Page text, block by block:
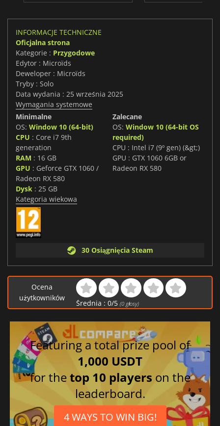
INFORMACJE TECHNICZNE
Oficjalna strona
Kategorie : Przygodowe
Edytor : Microïds
Deweloper : Microïds
Tryby : Solo
Data wydania : 25 września 2025
Wymagania systemowe
Minimalne
OS: Window 10 (64-bit)
CPU : Core i7 9th
generation
RAM : 16 GB
GPU : Geforce GTX 1060 /
Radeon RX 580
Dysk : 25 GB
Zalecane
OS: Window 10 (64-bit OS
required)
CPU : Intel i7 (9º gen) (&gt;)
GPU : GTX 1060 6GB or
Radeon RX 580
Kategoria wiekowa
30 Osiągnięcia Steam
Ocena
użytkowników
Średnia : 0/5 (0głosy)
Featuring a total prize pool of
1,000 USDT
for thetop 10 players on the
leaderboard.
4 WAYS TO WIN BIG!